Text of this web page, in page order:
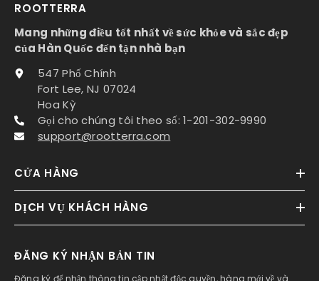
ROOTTERRA
Mang những điều tốt nhất về sức khỏe và sắc đẹp
của Hàn Quốc đến tận nhà bạn
547 Phố Chính
Fort Lee, NJ 07024
Hoa Kỳ
Gọi cho chúng tôi theo số: 1-201-302-9990
support@rootterra.com
CỬA HÀNG
DỊCH VỤ KHÁCH HÀNG
ĐĂNG KÝ NHẬN BẢN TIN
Đăng ký để nhận thông tin cập nhật độc quyền, hàng mới về và